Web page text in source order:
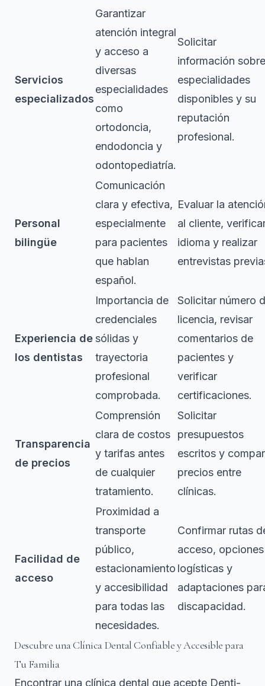
Servicios
especializados
Garantizar
atención integral
y acceso a
diversas
especialidades
como
ortodoncia,
endodoncia y
odontopediatría.
Solicitar
información sobre
especialidades
disponibles y su
reputación
profesional.
Personal
bilingüe
Comunicación
clara y efectiva,
especialmente
para pacientes
que hablan
español.
Evaluar la
al cliente,
idioma y realizar
entrevistas
Experiencia de
los dentistas
Importancia de
credenciales
sólidas y
trayectoria
profesional
comprobada.
Solicitar número
licencia, revisar
comentarios de
pacientes y
verificar
certificaciones.
Transparencia
de precios
Comprensión
clara de costos
y tarifas antes
de cualquier
tratamiento.
Solicitar
presupuestos
escritos y
precios entre
clínicas.
Facilidad de
acceso
Proximidad a
transporte
público,
estacionamiento
y accesibilidad
para todas las
necesidades.
Confirmar rutas
acceso, opciones
logísticas y
adaptaciones
discapacidad.
Descubre una Clínica Dental Confiable y Accesible para
Tu Familia
Encontrar una clínica dental que acepte Denti-